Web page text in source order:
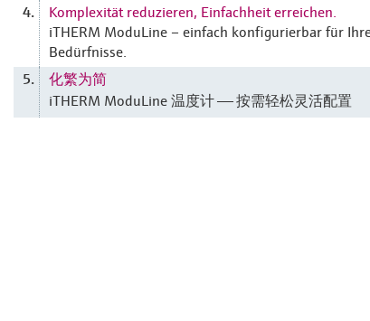
4.
Komplexität reduzieren, Einfachheit erreichen.
iTHERM ModuLine – einfach konfigurierbar für
Bedürfnisse.
5.
化繁为简
iTHERM ModuLine 温度计 —— 按需轻松灵活配置